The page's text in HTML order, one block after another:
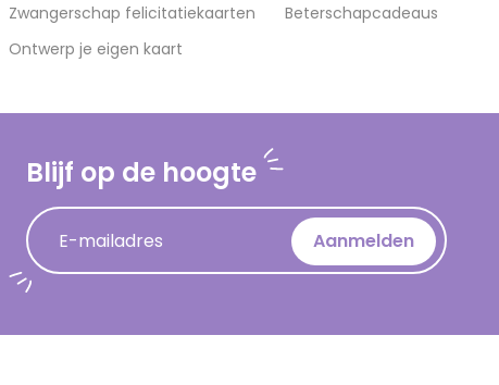
Zwangerschap felicitatiekaarten
Ontwerp je eigen kaart
Beterschapcadeaus
Blijf op de hoogte
E-mailadres Aanmelden